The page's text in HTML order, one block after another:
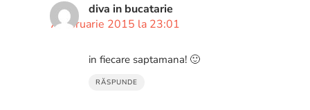
diva in bucatarie
7 februarie 2015 la 23:01
in fiecare saptamana! 🙂
RĂSPUNDE